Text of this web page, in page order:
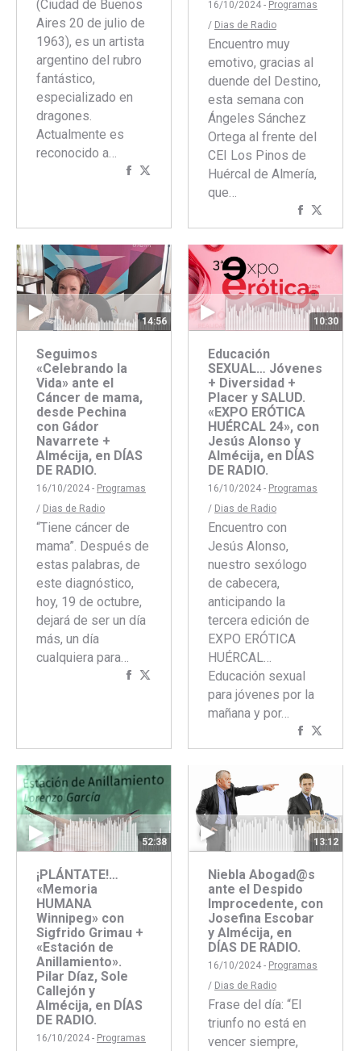
(Ciudad de Buenos
Aires 20 de julio de
1963), es un artista
argentino del rubro
fantástico,
especializado en
dragones.
Actualmente es
reconocido a…
Compartir
16/10/2024 - Programas
/ Dias de Radio
Encuentro muy
emotivo, gracias al
duende del Destino,
esta semana con
Ángeles Sánchez
Ortega al frente del
CEI Los Pinos de
Huércal de Almería,
que…
Compartir
concon
14:56
Seguimos
«Celebrando la
Vida» ante el
Cáncer de mama,
desde Pechina
con Gádor
Navarrete +
Almécija, en DÍAS
DE RADIO.
16/10/2024 - Programas
/ Dias de Radio
“Tiene cáncer de
mama”. Después de
estas palabras, de
este diagnóstico,
hoy, 19 de octubre,
dejará de ser un día
más, un día
cualquiera para…
Compartir
10:30
Educación
SEXUAL… Jóvenes
+ Diversidad +
Placer y SALUD.
«EXPO ERÓTICA
HUÉRCAL 24», con
Jesús Alonso y
Almécija, en DÍAS
DE RADIO.
16/10/2024 - Programas
/ Dias de Radio
Encuentro con
Jesús Alonso,
nuestro sexólogo
de cabecera,
anticipando la
tercera edición de
EXPO ERÓTICA
HUÉRCAL…
Educación sexual
para jóvenes por la
mañana y por…
Compartir
concon
52:38
¡PLÁNTATE!…
«Memoria
HUMANA
Winnipeg» con
Sigfrido Grimau +
«Estación de
Anillamiento».
Pilar Díaz, Sole
Callejón y
Almécija, en DÍAS
DE RADIO.
16/10/2024 - Programas
13:12
Niebla Abogad@s
ante el Despido
Improcedente, con
Josefina Escobar
y Almécija, en
DÍAS DE RADIO.
16/10/2024 - Programas
/ Dias de Radio
Frase del día: “El
triunfo no está en
vencer siempre,